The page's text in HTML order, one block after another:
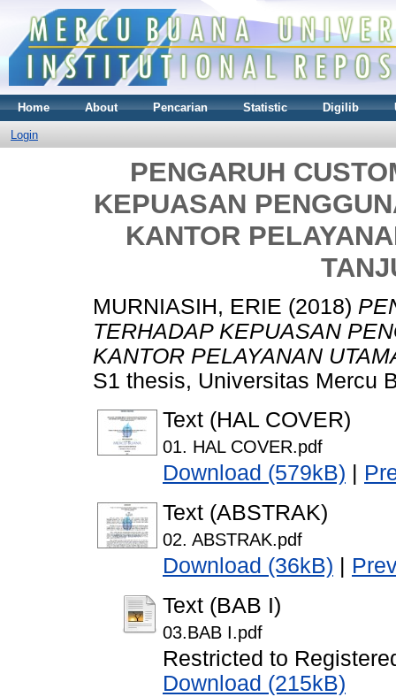
Home About Pencarian Statistic Digilib
Login
PENGARUH
KEPUASAN
KANTOR
MURNIASIH, ERIE (2018)
TERHADAP KEPUASAN
KANTOR PELAYANAN
S1 thesis, Universitas Mercu
Text (HAL COVER)
01. HAL COVER.pdf
Download (579kB)
Text (ABSTRAK)
02. ABSTRAK.pdf
Download (36kB)
Text (BAB I)
03.BAB I.pdf
Restricted to
Download (215kB)